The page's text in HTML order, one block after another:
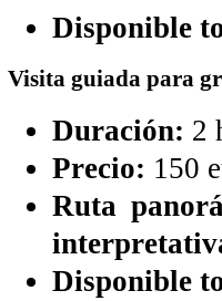
Disponible
Visita guiada para
Duración: 2
Precio: 150
Ruta
Disponible